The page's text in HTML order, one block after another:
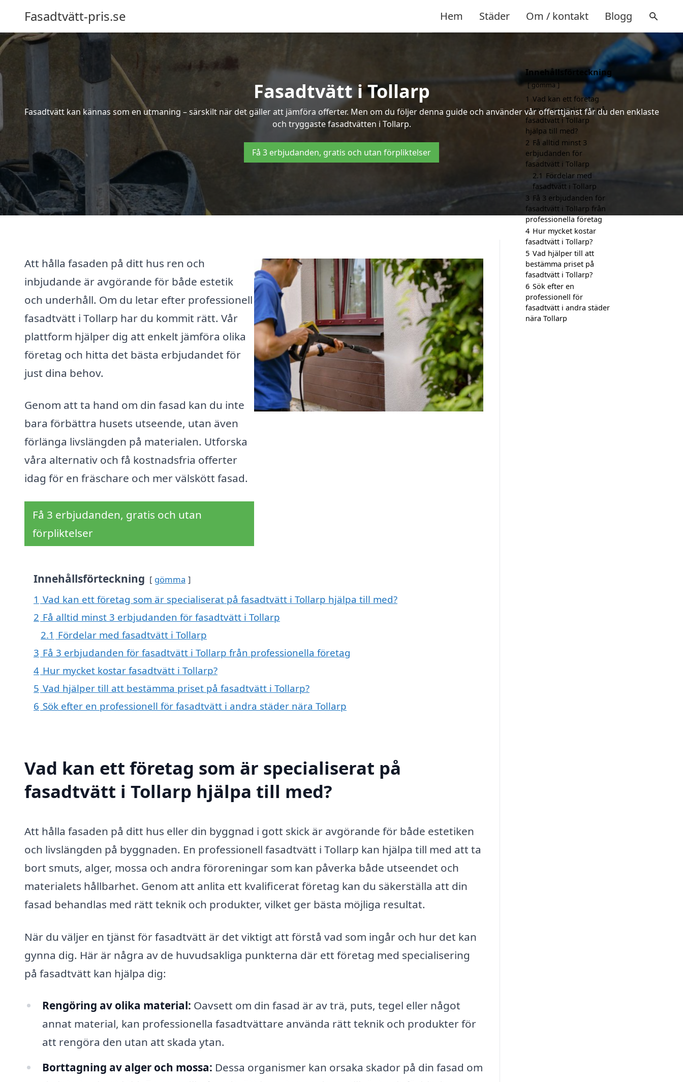
Fasadtvätt-pris.se Hem Städer Om / kontakt Blogg
Fasadtvätt i Tollarp
Fasadtvätt kan kännas som en utmaning – särskilt när det gäller att jämföra offerter. Men om du följer denna guide och använder vår offerttjänst får du den enklaste
och tryggaste fasadtvätten i Tollarp.
Få 3 erbjudanden, gratis och utan förpliktelser
Att hålla fasaden på ditt hus ren och
inbjudande är avgörande för både estetik
och underhåll. Om du letar efter professionell
fasadtvätt i Tollarp har du kommit rätt. Vår
plattform hjälper dig att enkelt jämföra olika
företag och hitta det bästa erbjudandet för
just dina behov.
Genom att ta hand om din fasad kan du inte
bara förbättra husets utseende, utan även
förlänga livslängden på materialen. Utforska
våra alternativ och få kostnadsfria offerter
idag för en fräschare och mer välskött fasad.
Få 3 erbjudanden, gratis och utan
förpliktelser
Innehållsförteckning gömma
1 Vad kan ett företag som är specialiserat på fasadtvätt i Tollarp hjälpa till med?
2 Få alltid minst 3 erbjudanden för fasadtvätt i Tollarp
2.1 Fördelar med fasadtvätt i Tollarp
3 Få 3 erbjudanden för fasadtvätt i Tollarp från professionella företag
4 Hur mycket kostar fasadtvätt i Tollarp?
5 Vad hjälper till att bestämma priset på fasadtvätt i Tollarp?
6 Sök efter en professionell för fasadtvätt i andra städer nära Tollarp
Vad kan ett företag som är specialiserat på
fasadtvätt i Tollarp hjälpa till med?
Att hålla fasaden på ditt hus eller din byggnad i gott skick är avgörande för både estetiken
och livslängden på byggnaden. En professionell fasadtvätt i Tollarp kan hjälpa till med att ta
bort smuts, alger, mossa och andra föroreningar som kan påverka både utseendet och
materialets hållbarhet. Genom att anlita ett kvalificerat företag kan du säkerställa att din
fasad behandlas med rätt teknik och produkter, vilket ger bästa möjliga resultat.
När du väljer en tjänst för fasadtvätt är det viktigt att förstå vad som ingår och hur det kan
gynna dig. Här är några av de huvudsakliga punkterna där ett företag med specialisering
på fasadtvätt kan hjälpa dig:
Rengöring av olika material: Oavsett om din fasad är av trä, puts, tegel eller något
annat material, kan professionella fasadtvättare använda rätt teknik och produkter för
att rengöra den utan att skada ytan.
Borttagning av alger och mossa: Dessa organismer kan orsaka skador på din fasad om
Innehållsförteckning
gömma
1 Vad kan ett företag
som är specialiserat på
fasadtvätt i Tollarp
hjälpa till med?
2 Få alltid minst 3
erbjudanden för
fasadtvätt i Tollarp
2.1 Fördelar med
fasadtvätt i Tollarp
3 Få 3 erbjudanden för
fasadtvätt i Tollarp från
professionella företag
4 Hur mycket kostar
fasadtvätt i Tollarp?
5 Vad hjälper till att
bestämma priset på
fasadtvätt i Tollarp?
6 Sök efter en
professionell för
fasadtvätt i andra städer
nära Tollarp